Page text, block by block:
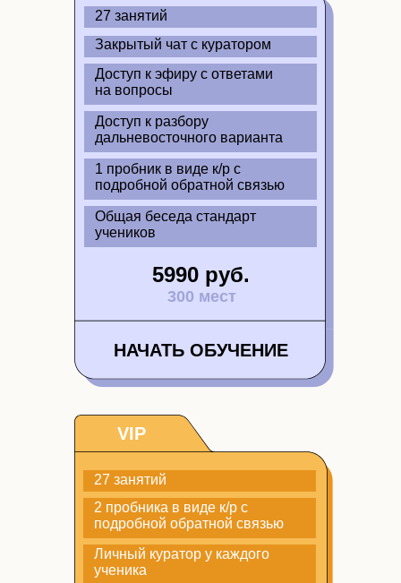
300 мест
VIP
27 занятий
Закрытый чат с куратором
Доступ к эфиру с ответами
на вопросы
Доступ к разбору
дальневосточного варианта
27 занятий
2 пробника в виде к/р с
подробной обратной связью
1 пробник в виде к/р с
подробной обратной связью
Личный куратор у каждого
ученика
НАЧАТЬ ОБУЧЕНИЕ
Общая беседа стандарт
учеников
5990 руб.